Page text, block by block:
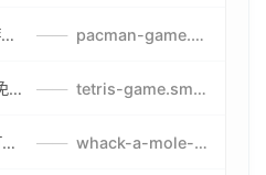
经典吃豆人H5在线游戏-5关挑战BOSS机枪决战版吃豆人怪兽游戏 —— pacman-game.smartwatchmanufacturer.cn
俄罗斯方块H5游戏-免费获取俄罗斯方块攻略-俄罗斯方块怪兽游戏策略 —— tetris-game.smartwatchmanufacturer.cn
打地鼠游戏-免费玩打地鼠H5网页游戏-打地鼠游戏官网 —— whack-a-mole-game.smartwatchmanufacturer.cn